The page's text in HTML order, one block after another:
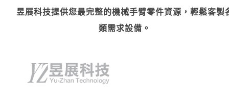
昱展科技提供您最完整的機械手臂零件資源，輕鬆客製
類需求設備。